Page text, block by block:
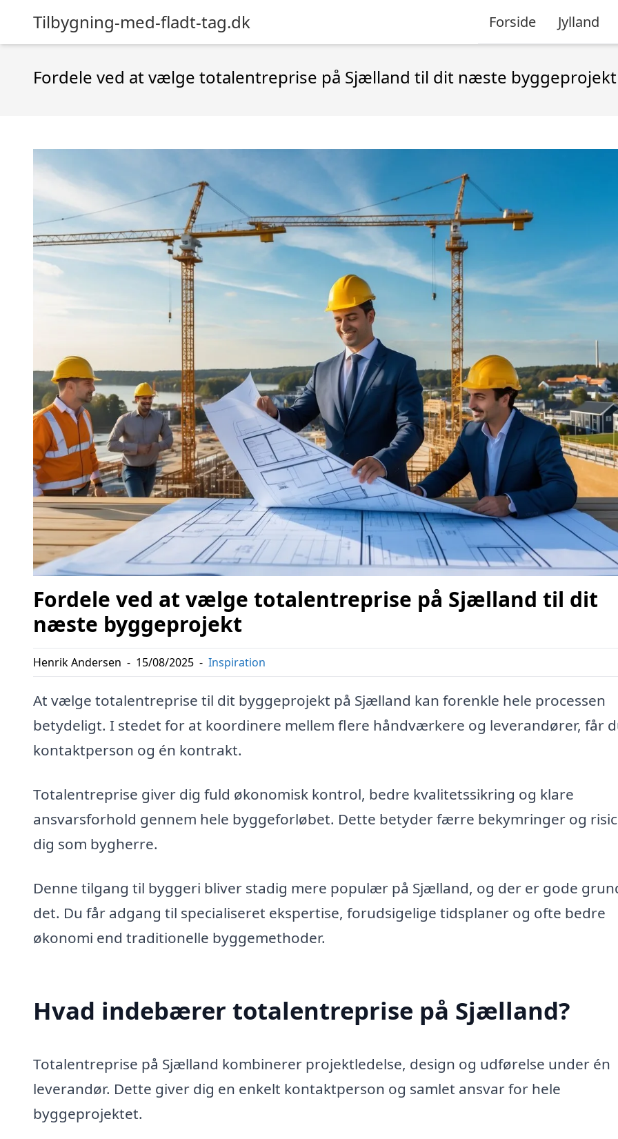
Tilbygning-med-fladt-tag.dk Forside Jylland
Fordele ved at vælge totalentreprise på Sjælland til dit næste byggeprojekt
Fordele ved at vælge totalentreprise på Sjælland til dit
næste byggeprojekt
Henrik Andersen - 15/08/2025 - Inspiration
At vælge totalentreprise til dit byggeprojekt på Sjælland kan forenkle hele processen
betydeligt. I stedet for at koordinere mellem flere håndværkere og leverandører, får
kontaktperson og én kontrakt.
Totalentreprise giver dig fuld økonomisk kontrol, bedre kvalitetssikring og klare
ansvarsforhold gennem hele byggeforløbet. Dette betyder færre bekymringer og
dig som bygherre.
Denne tilgang til byggeri bliver stadig mere populær på Sjælland, og der er gode
det. Du får adgang til specialiseret ekspertise, forudsigelige tidsplaner og ofte bedre
økonomi end traditionelle byggemethoder.
Hvad indebærer totalentreprise på Sjælland?
Totalentreprise på Sjælland kombinerer projektledelse, design og udførelse under én
leverandør. Dette giver dig en enkelt kontaktperson og samlet ansvar for hele
byggeprojektet.